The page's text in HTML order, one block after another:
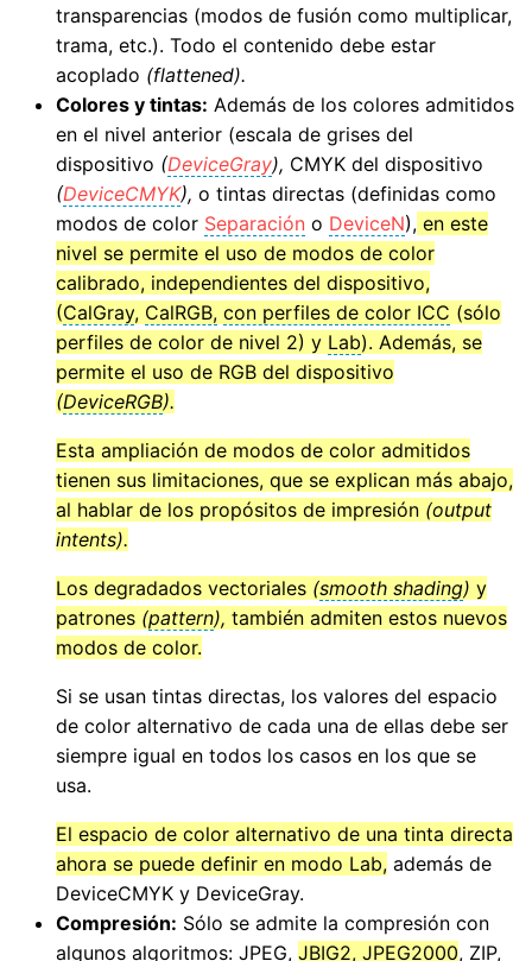
transparencias (modos de fusión como multiplicar,
trama, etc.). Todo el contenido debe estar
acoplado (flattened).
Colores y tintas: Además de los colores admitidos
en el nivel anterior (escala de grises del
dispositivo (DeviceGray), CMYK del dispositivo
(DeviceCMYK), o tintas directas (definidas como
modos de color Separación o DeviceN), en este
nivel se permite el uso de modos de color
calibrado, independientes del dispositivo,
(CalGray, CalRGB, con perfiles de color ICC (sólo
perfiles de color de nivel 2) y Lab). Además, se
permite el uso de RGB del dispositivo
(DeviceRGB).
Esta ampliación de modos de color admitidos
tienen sus limitaciones, que se explican más abajo,
al hablar de los propósitos de impresión (output
intents).
Los degradados vectoriales (smooth shading) y
patrones (pattern), también admiten estos nuevos
modos de color.
Si se usan tintas directas, los valores del espacio
de color alternativo de cada una de ellas debe ser
siempre igual en todos los casos en los que se
usa.
El espacio de color alternativo de una tinta directa
ahora se puede definir en modo Lab, además de
DeviceCMYK y DeviceGray.
Compresión: Sólo se admite la compresión con
algunos algoritmos: JPEG, JBIG2, JPEG2000, ZIP,